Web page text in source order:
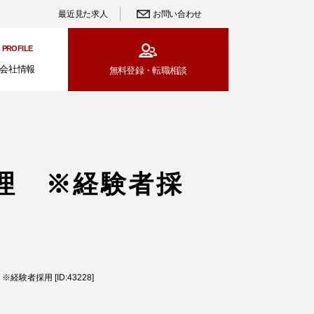
最近見た求人 お問い合わせ
PROFILE
会社情報 無料登録・転職相談
理 ※経験者採
経験者採用 [ID:43228]